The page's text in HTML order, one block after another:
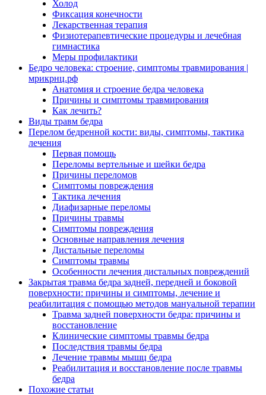
Холод
Фиксация конечности
Лекарственная терапия
Физиотерапевтические процедуры и лечебная
гимнастика
Меры профилактики
Бедро человека: строение, симптомы травмирования |
мрикрнц.рф
Анатомия и строение бедра человека
Причины и симптомы травмирования
Как лечить?
Виды травм бедра
Перелом бедренной кости: виды, симптомы, тактика
лечения
Первая помощь
Переломы вертельные и шейки бедра
Причины переломов
Симптомы повреждения
Тактика лечения
Диафизарные переломы
Причины травмы
Симптомы повреждения
Основные направления лечения
Дистальные переломы
Симптомы травмы
Особенности лечения дистальных повреждений
Закрытая травма бедра задней, передней и боковой
поверхности: причины и симптомы, лечение и
реабилитация с помощью методов мануальной терапии
Травма задней поверхности бедра: причины и
восстановление
Клинические симптомы травмы бедра
Последствия травмы бедра
Лечение травмы мышц бедра
Реабилитация и восстановление после травмы
бедра
Похожие статьи